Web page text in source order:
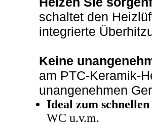
schaltet den
integrierte
Keine
am PTC-Keramik-
unangenehmen
Ideal zum
WC u.v.m.